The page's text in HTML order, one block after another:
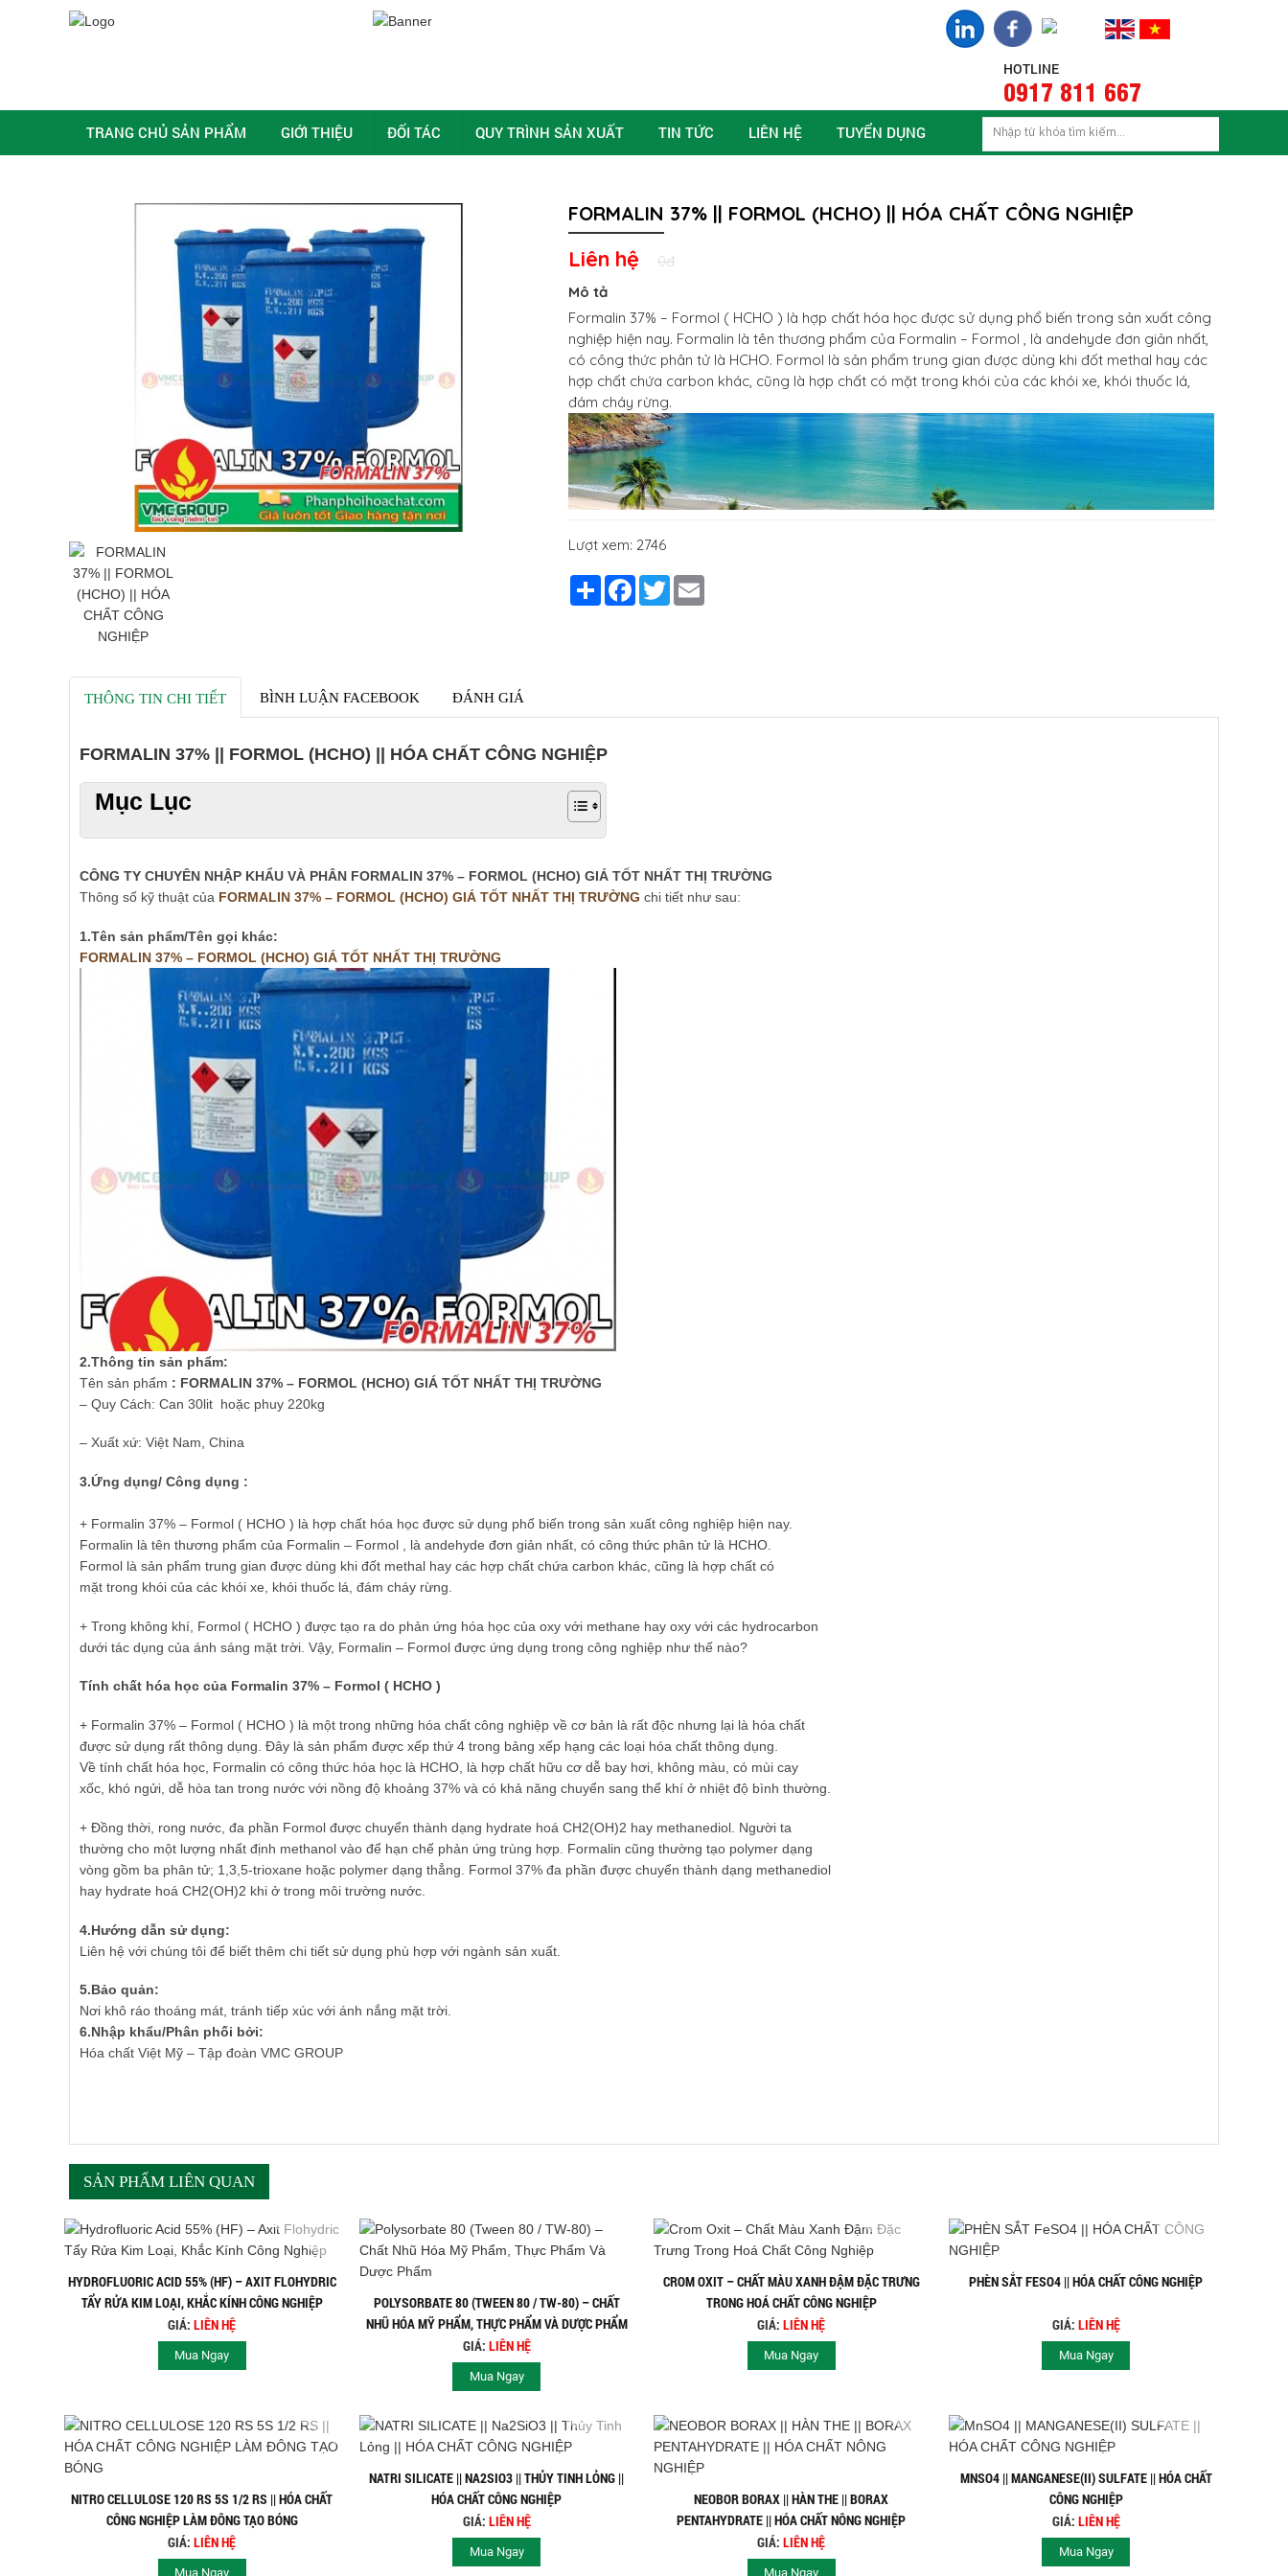
HOTLINE
0917 811 667
TRANG CHỦ SẢN PHẨM GIỚI THIỆU ĐỐI TÁC QUY TRÌNH SẢN XUẤT TIN TỨC LIÊN HỆ TUYỂN DỤNG
FORMALIN 37% || FORMOL (HCHO) || HÓA CHẤT CÔNG NGHIỆP
Liên hệ
0đ
Mô tả
Formalin 37% – Formol ( HCHO ) là hợp chất hóa học được sử dụng phổ biến trong sản xuất công
nghiệp hiện nay. Formalin là tên thương phẩm của Formalin – Formol , là andehyde đơn giản nhất,
có công thức phân tử là HCHO. Formol là sản phẩm trung gian được dùng khi đốt methal hay các
hợp chất chứa carbon khác, cũng là hợp chất có mặt trong khói của các khói xe, khói thuốc lá,
đám cháy rừng.
Lượt xem: 2746
ShareFacebook
Twitter
THÔNG TIN CHI TIẾT BÌNH LUẬN FACEBOOK ĐÁNH GIÁ
FORMALIN 37% || FORMOL (HCHO) || HÓA CHẤT CÔNG NGHIỆP
Mục Lục
CÔNG TY CHUYÊN NHẬP KHẨU VÀ PHÂN FORMALIN 37% – FORMOL (HCHO) GIÁ TỐT NHẤT THỊ TRƯỜNG
Thông số kỹ thuật của FORMALIN 37% – FORMOL (HCHO) GIÁ TỐT NHẤT THỊ TRƯỜNG chi tiết như sau:
1.Tên sản phẩm/Tên gọi khác:
FORMALIN 37% – FORMOL (HCHO) GIÁ TỐT NHẤT THỊ TRƯỜNG
2.Thông tin sản phẩm:
Tên sản phẩm : FORMALIN 37% – FORMOL (HCHO) GIÁ TỐT NHẤT THỊ TRƯỜNG
– Quy Cách: Can 30lit hoặc phuy 220kg
– Xuất xứ: Việt Nam, China
3.Ứng dụng/ Công dụng :
+ Formalin 37% – Formol ( HCHO ) là hợp chất hóa học được sử dụng phổ biến trong sản xuất công nghiệp hiện nay.
Formalin là tên thương phẩm của Formalin – Formol , là andehyde đơn giản nhất, có công thức phân tử là HCHO.
Formol là sản phẩm trung gian được dùng khi đốt methal hay các hợp chất chứa carbon khác, cũng là hợp chất có
mặt trong khói của các khói xe, khói thuốc lá, đám cháy rừng.
+ Trong không khí, Formol ( HCHO ) được tạo ra do phản ứng hóa học của oxy với methane hay oxy với các hydrocarbon
dưới tác dụng của ánh sáng mặt trời. Vậy, Formalin – Formol được ứng dụng trong công nghiệp như thế nào?
Tính chất hóa học của Formalin 37% – Formol ( HCHO )
+ Formalin 37% – Formol ( HCHO ) là một trong những hóa chất công nghiệp về cơ bản là rất độc nhưng lại là hóa chất
được sử dụng rất thông dụng. Đây là sản phẩm được xếp thứ 4 trong bảng xếp hạng các loại hóa chất thông dụng.
Về tính chất hóa học, Formalin có công thức hóa học là HCHO, là hợp chất hữu cơ dễ bay hơi, không màu, có mùi cay
xốc, khó ngửi, dễ hòa tan trong nước với nồng độ khoảng 37% và có khả năng chuyển sang thể khí ở nhiệt độ bình thường.
+ Đồng thời, rong nước, đa phần Formol được chuyển thành dạng hydrate hoá CH2(OH)2 hay methanediol. Người ta
thường cho một lượng nhất định methanol vào để hạn chế phản ứng trùng hợp. Formalin cũng thường tạo polymer dạng
vòng gồm ba phân tử; 1,3,5-trioxane hoặc polymer dạng thẳng. Formol 37% đa phần được chuyển thành dạng methanediol
hay hydrate hoá CH2(OH)2 khi ở trong môi trường nước.
4.Hướng dẫn sửdụng:
Liên hệ với chúng tôi để biết thêm chi tiết sử dụng phù hợp với ngành sản xuất.
5.Bảo quản:
Nơi khô ráo thoáng mát, tránh tiếp xúc với ánh nắng mặt trời.
6.Nhập khẩu/Phân phối bởi:
Hóa chất Việt Mỹ – Tập đoàn VMC GROUP
SẢN PHẨM LIÊN QUAN
HYDROFLUORIC ACID 55% (HF) – AXIT FLOHYDRIC
TẨY RỬA KIM LOẠI, KHẮC KÍNH CÔNG NGHIỆP
GIÁ:LIÊN HỆ
Mua Ngay
POLYSORBATE 80 (TWEEN 80 / TW-80) – CHẤT
NHŨ HÓA MỸ PHẨM, THỰC PHẨM VÀ DƯỢC PHẨM
GIÁ: LIÊN HỆ
Mua Ngay
CROM OXIT – CHẤT MÀU XANH ĐẬM ĐẶC TRƯNG
TRONG HOÁ CHẤT CÔNG NGHIỆP
GIÁ:LIÊN HỆ
Mua Ngay
PHÈN SẮT FESO4 || HÓA CHẤT CÔNG NGHIỆP
GIÁ: LIÊN HỆ
Mua Ngay
NITRO CELLULOSE 120 RS 5S 1/2 RS || HÓA CHẤT
CÔNG NGHIỆP LÀM ĐÔNG TẠO BÓNG
GIÁ:LIÊN HỆ
Mua Ngay
NATRI SILICATE || NA2SIO3 || THỦY TINH LỎNG ||
HÓA CHẤT CÔNG NGHIỆP
GIÁ: LIÊN HỆ
Mua Ngay
NEOBOR BORAX || HÀN THE || BORAX
PENTAHYDRATE || HÓA CHẤT NÔNG NGHIỆP
GIÁ:LIÊN HỆ
Mua Ngay
MNSO4 || MANGANESE(II) SULFATE || HÓA CHẤT
CÔNG NGHIỆP
GIÁ: LIÊN HỆ
Mua Ngay
tốt nhất. Giao hàng nhanh nhất
Sản phẩm hàng hóa chính hãng, đa